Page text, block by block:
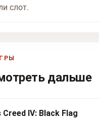
слот.
дальше
Creed IV: Black Flag